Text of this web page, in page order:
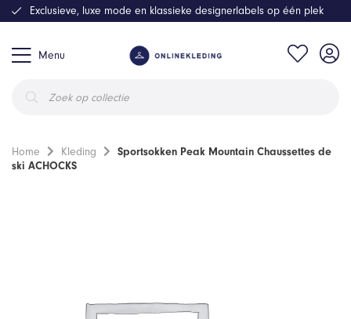
Menu
zoeken
Exclusieve, luxe mode en klassieke designerlabels op één plek
Home Kleding
Sportsokken Peak Mountain Chaussettes de
ski ACHOCKS